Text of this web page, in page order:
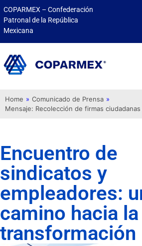
COPARMEX – Confederación
Patronal de la República
Mexicana
Home » Comunicado de Prensa »
Mensaje: Recolección de firmas ciudadanas
Encuentro de
sindicatos y
empleadores:
camino hacia la
transformación